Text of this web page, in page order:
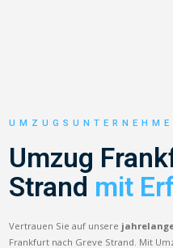
Umzug
Strand mit
Vertrauen Sie auf unsere
Frankfurt nach Greve Strand. Mit